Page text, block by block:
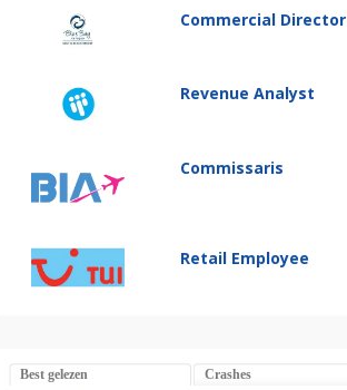
Commercial Director
Revenue Analyst
Commissaris
Retail Employee
Best gelezen Crashes